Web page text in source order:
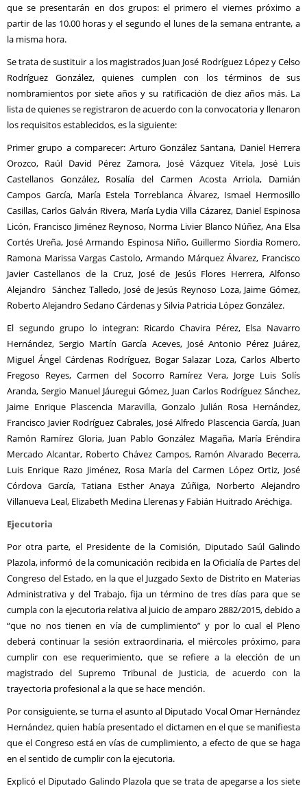
que se presentarán en dos grupos: el primero el viernes próximo a
partir de las 10.00 horas y el segundo el lunes de la semana entrante, a
la misma hora.
Se trata de sustituir a los magistrados Juan José Rodríguez López y Celso
Rodríguez González, quienes cumplen con los términos de sus
nombramientos por siete años y su ratificación de diez años más. La
lista de quienes se registraron de acuerdo con la convocatoria y llenaron
los requisitos establecidos, es la siguiente:
Primer grupo a comparecer: Arturo González Santana, Daniel Herrera
Orozco, Raúl David Pérez Zamora, José Vázquez Vitela, José Luis
Castellanos González, Rosalía del Carmen Acosta Arriola, Damián
Campos García, María Estela Torreblanca Álvarez, Ismael Hermosillo
Casillas, Carlos Galván Rivera, María Lydia Villa Cázarez, Daniel Espinosa
Licón, Francisco Jiménez Reynoso, Norma Livier Blanco Núñez, Ana Elsa
Cortés Ureña, José Armando Espinosa Niño, Guillermo Siordia Romero,
Ramona Marissa Vargas Castolo, Armando Márquez Álvarez, Francisco
Javier Castellanos de la Cruz, José de Jesús Flores Herrera, Alfonso
Alejandro Sánchez Talledo, José de Jesús Reynoso Loza, Jaime Gómez,
Roberto Alejandro Sedano Cárdenas y Silvia Patricia López González.
El segundo grupo lo integran: Ricardo Chavira Pérez, Elsa Navarro
Hernández, Sergio Martín García Aceves, José Antonio Pérez Juárez,
Miguel Ángel Cárdenas Rodríguez, Bogar Salazar Loza, Carlos Alberto
Fregoso Reyes, Carmen del Socorro Ramírez Vera, Jorge Luis Solís
Aranda, Sergio Manuel Jáuregui Gómez, Juan Carlos Rodríguez Sánchez,
Jaime Enrique Plascencia Maravilla, Gonzalo Julián Rosa Hernández,
Francisco Javier Rodríguez Cabrales, José Alfredo Plascencia García, Juan
Ramón Ramírez Gloria, Juan Pablo González Magaña, María Eréndira
Mercado Alcantar, Roberto Chávez Campos, Ramón Alvarado Becerra,
Luis Enrique Razo Jiménez, Rosa María del Carmen López Ortiz, José
Córdova García, Tatiana Esther Anaya Zúñiga, Norberto Alejandro
Villanueva Leal, Elizabeth Medina Llerenas y Fabián Huitrado Aréchiga.
Ejecutoria
Por otra parte, el Presidente de la Comisión, Diputado Saúl Galindo
Plazola, informó de la comunicación recibida en la Oficialía de Partes del
Congreso del Estado, en la que el Juzgado Sexto de Distrito en Materias
Administrativa y del Trabajo, fija un término de tres días para que se
cumpla con la ejecutoria relativa al juicio de amparo 2882/2015, debido a
“que no nos tienen en vía de cumplimiento” y por lo cual el Pleno
deberá continuar la sesión extraordinaria, el miércoles próximo, para
cumplir con ese requerimiento, que se refiere a la elección de un
magistrado del Supremo Tribunal de Justicia, de acuerdo con la
trayectoria profesional a la que se hace mención.
Por consiguiente, se turna el asunto al Diputado Vocal Omar Hernández
Hernández, quien había presentado el dictamen en el que se manifiesta
que el Congreso está en vías de cumplimiento, a efecto de que se haga
en el sentido de cumplir con la ejecutoria.
Explicó el Diputado Galindo Plazola que se trata de apegarse a los siete